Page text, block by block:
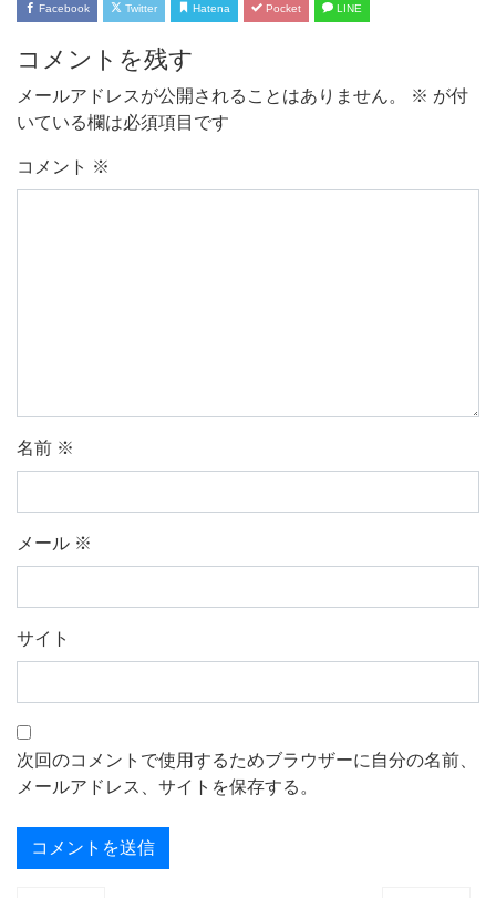
Facebook Twitter Hatena Pocket LINE
コメントを残す
メールアドレスが公開されることはありません。 ※ が付
いている欄は必須項目です
コメント ※
名前 ※
メール ※
サイト
次回のコメントで使用するためブラウザーに自分の名前、
メールアドレス、サイトを保存する。